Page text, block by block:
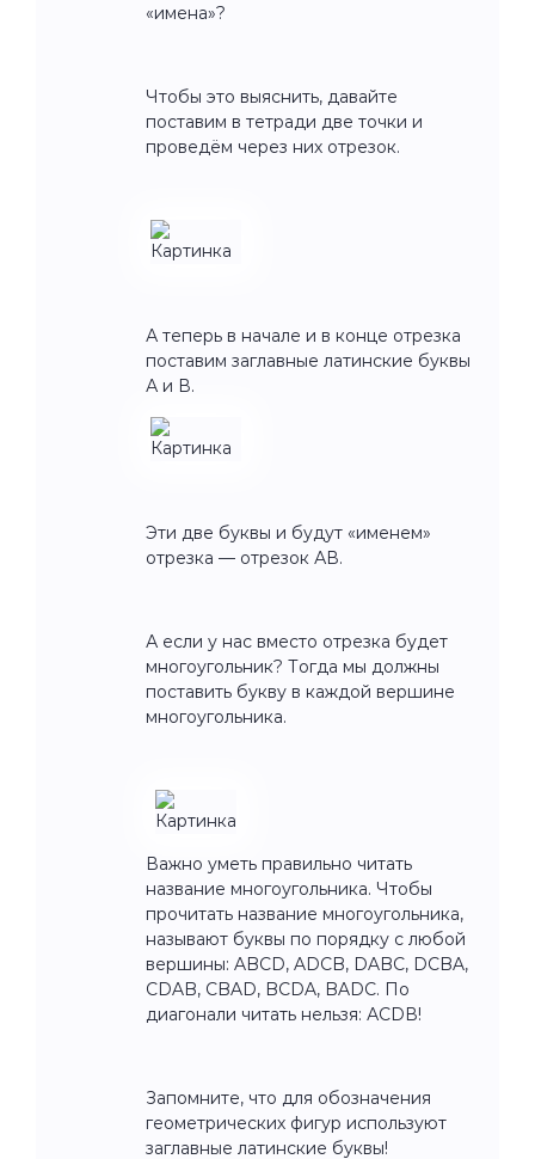
«имена»?
Чтобы это выяснить, давайте
поставим в тетради две точки и
проведём через них отрезок.
А теперь в начале и в конце отрезка
поставим заглавные латинские буквы
А и В.
Эти две буквы и будут «именем»
отрезка — отрезок АВ.
А если у нас вместо отрезка будет
многоугольник? Тогда мы должны
поставить букву в каждой вершине
многоугольника.
Важно уметь правильно читать
название многоугольника. Чтобы
прочитать название многоугольника,
называют буквы по порядку с любой
вершины: ABCD, ADCB, DABC, DCBA,
CDAB, CBAD, BCDA, BADC. По
диагонали читать нельзя: АСDВ!
Запомните, что для обозначения
геометрических фигур используют
заглавные латинские буквы!